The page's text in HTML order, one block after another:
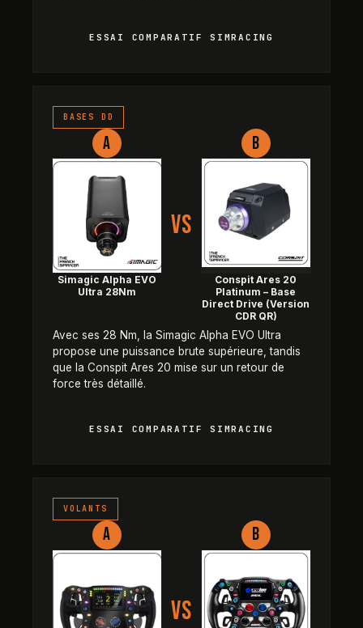
ESSAI COMPARATIF SIMRACING
BASES DD
A
Simagic Alpha EVO
Ultra 28Nm
VS
B
Conspit Ares 20
Platinum – Base
Direct Drive (Version
CDR QR)
Simagic Alpha EVO Ultra
Avec ses 28 Nm, la Simagic Alpha EVO Ultra
propose une puissance brute supérieure, tandis
que la Conspit Ares 20 mise sur un retour de
force très détaillé.
ESSAI COMPARATIF SIMRACING
VOLANTS
A
VS
B
Ascher Racing YOUR Ultimate